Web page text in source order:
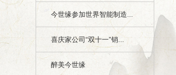
今世缘参加世界智能制造...
喜庆家公司“双十一”销...
醉美今世缘